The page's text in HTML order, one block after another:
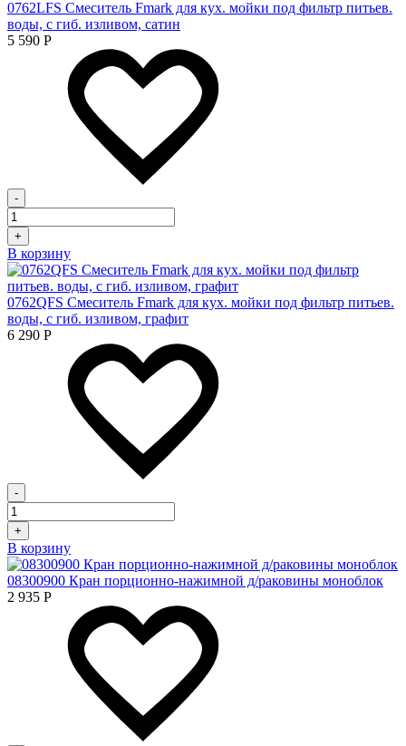
0762LFS Смеситель Fmark для кух. мойки под фильтр питьев.
воды, с гиб. изливом, сатин
5 590 Р
-
+
В корзину
0762QFS Смеситель Fmark для кух. мойки под фильтр питьев.
воды, с гиб. изливом, графит
6 290 Р
-
+
В корзину
08300900 Кран порционно-нажимной д/раковины моноблок
2 935 Р